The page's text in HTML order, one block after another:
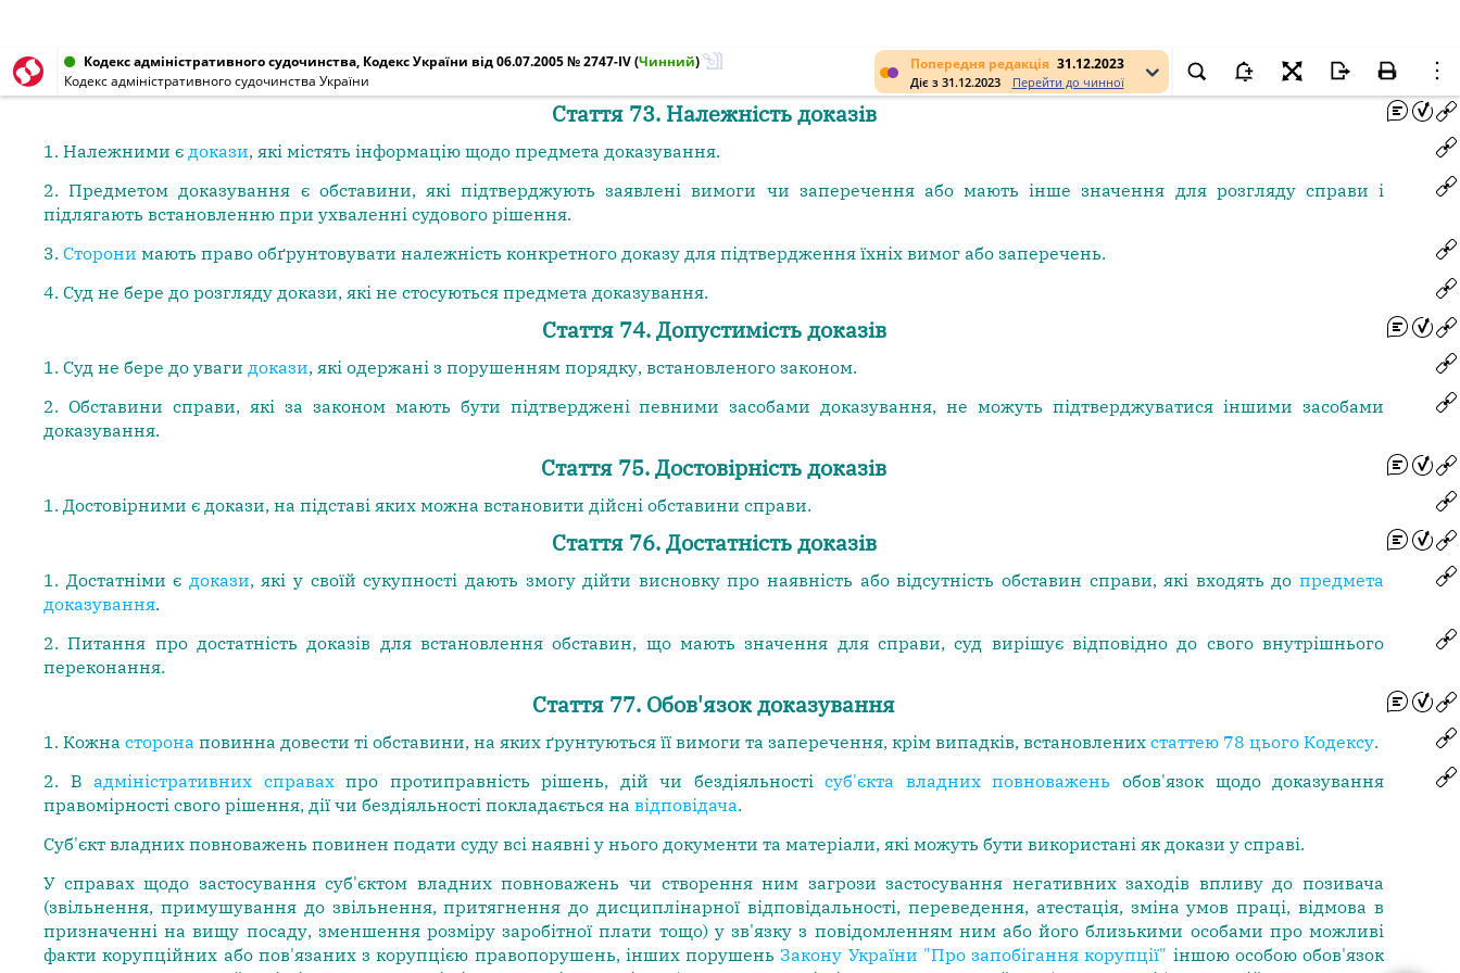
Попередня редакція 31.12.2023
Діє з 31.12.2023 Перейти до чинної
Кодекс адміністративного судочинства, Кодекс України від 06.07.2005 № 2747-IV(Чинний)
Кодекс адміністративного судочинства України